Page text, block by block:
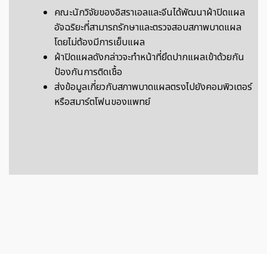
คณะนักวิจัยของอิสราเอลและจีนได้พัฒนาผ้าปิดแผล
อัจฉริยะที่สามารถรักษาและตรวจสอบสภาพบาดแผล
โดยไม่ต้องมีการเย็บแผล
ผ้าปิดแผลดังกล่าวจะทำหน้าที่ยึดปากแผลเข้าด้วยกัน
ป้องกันการติดเชื้อ
ส่งข้อมูลเกี่ยวกับสภาพบาดแผลตรงไปยังคอมพิวเตอร์
หรือสมาร์ตโฟนของแพทย์